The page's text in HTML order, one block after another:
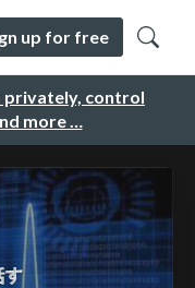
privately, control
more …
up for free